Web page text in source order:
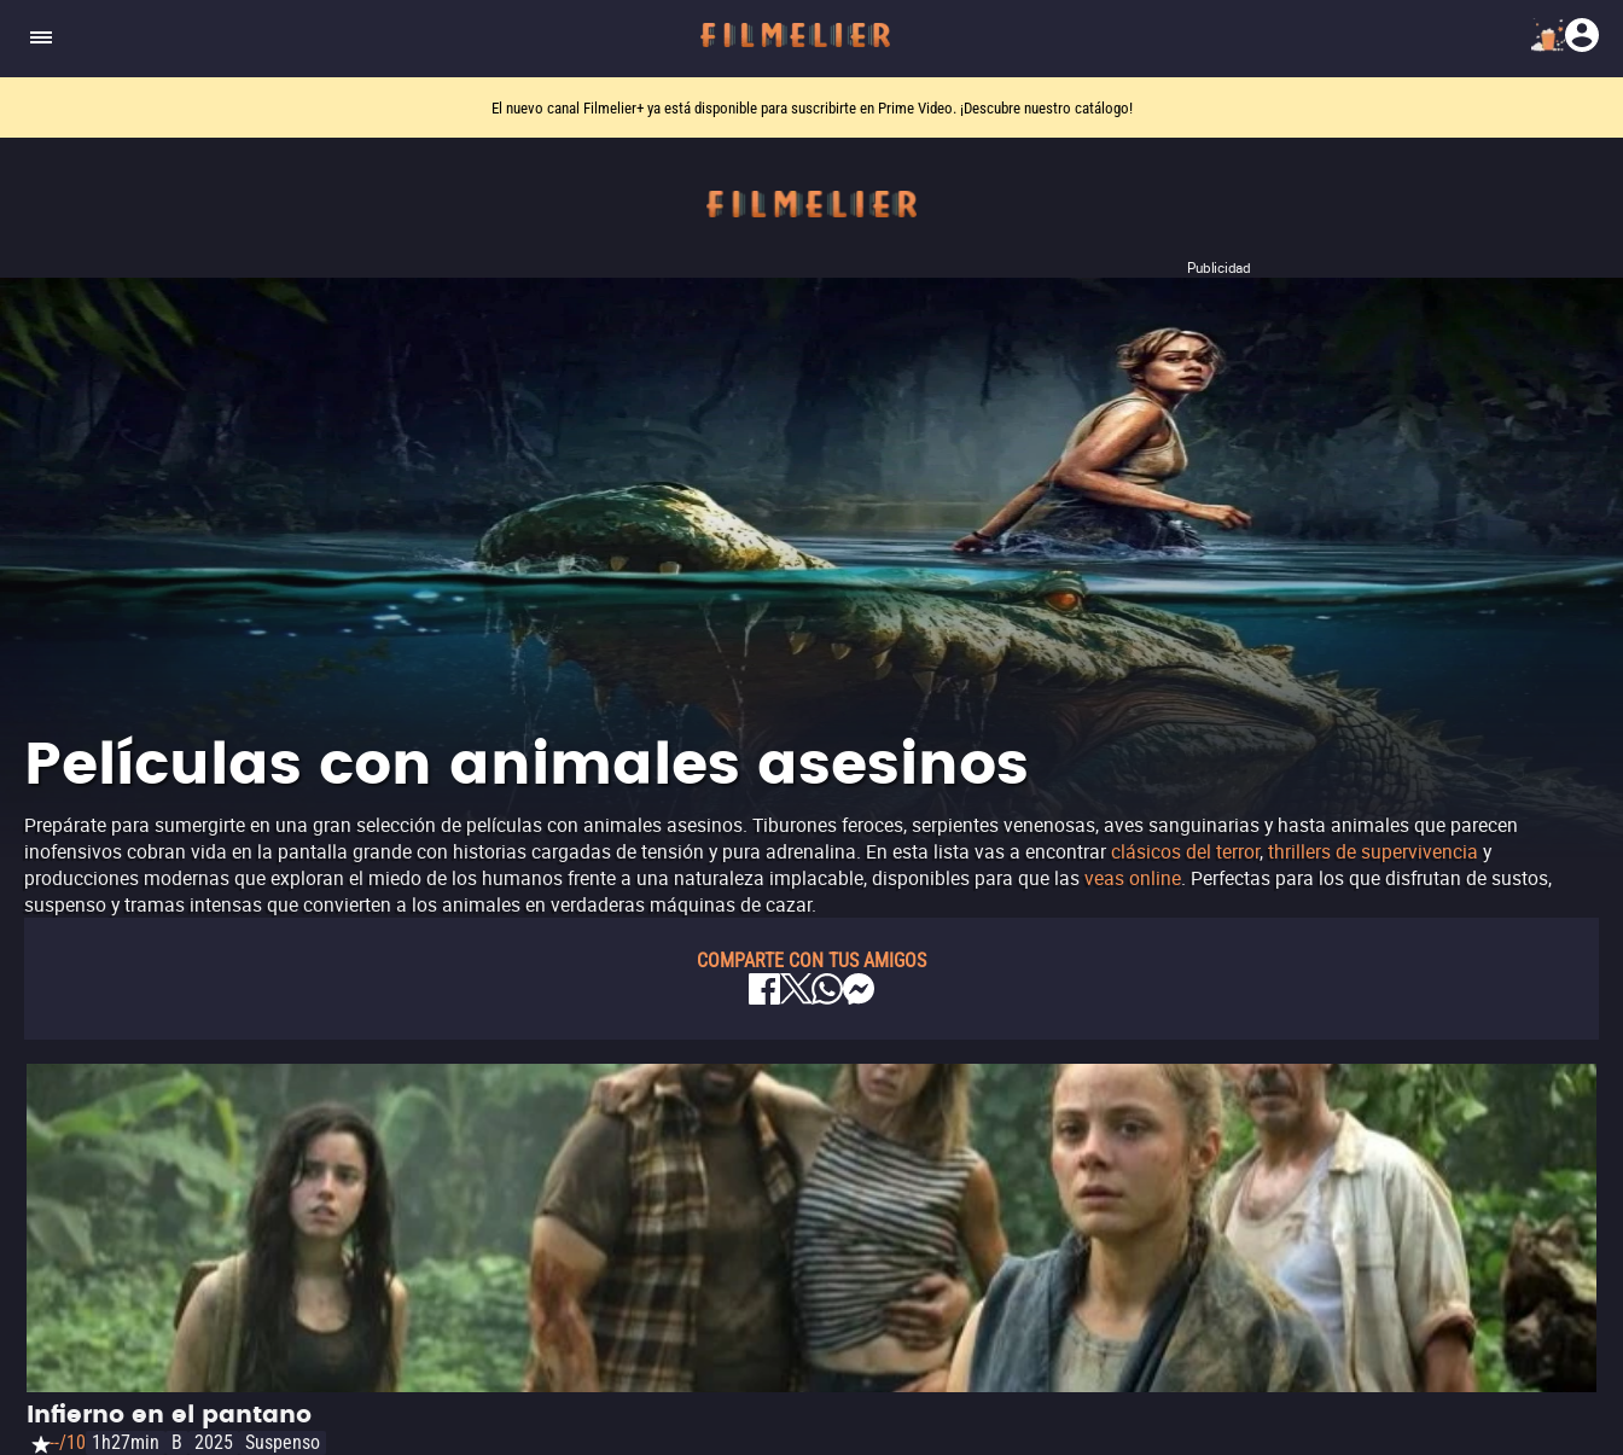
El nuevo canal Filmelier+ya está disponible para suscribirte en Prime Video. ¡Descubre nuestro catálogo!
Publicidad
Películas con animales asesinos
Prepárate para sumergirte en una gran selección de películas con animales asesinos. Tiburones feroces, serpientes venenosas, aves sanguinarias y hasta animales que parecen
inofensivos cobran vida en la pantalla grande con historias cargadas de tensión y pura adrenalina. En esta lista vas a encontrarclásicos del terror,thrillers de supervivencia y
producciones modernas que exploran el miedo de los humanos frente a una naturaleza implacable, disponibles para que lasveas online. Perfectas para los que disfrutan de sustos,
suspenso y tramas intensas que convierten a los animales en verdaderas máquinas de cazar.
COMPARTE CON TUS AMIGOS
Infierno en el pantano
--/10 1h27min B 2025 Suspenso